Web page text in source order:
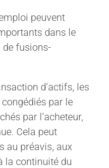
peuvent
dans le
de fusions-
d’actifs, les
par le
par l’acheteur,
Cela peut
au préavis, aux
la continuité du